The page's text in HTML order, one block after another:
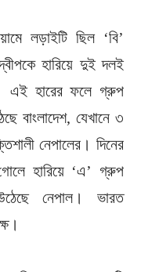
লড়াইটি ছিল ‘বি’
হারিয়ে দুই দলই
এই হারের ফলে গ্রুপ
বাংলাদেশ, যেখানে ৩
নেপালের। দিনের
হারিয়ে ‘এ’ গ্রুপ
নেপাল। ভারত